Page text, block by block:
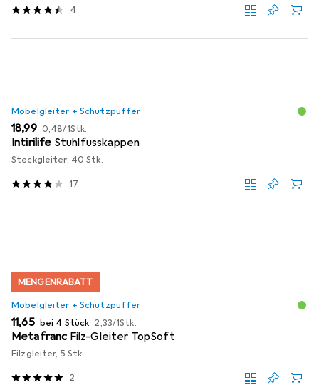
4
Möbelgleiter + Schutzpuffer
EUR
18,99 EUR
0,48/1Stk.
Intirilife Stuhlfusskappen
Steckgleiter, 40 Stk.
17
MENGENRABATT
Möbelgleiter + Schutzpuffer
EUR
11,65 bei 4 Stück EUR
2,33/1Stk.
Metafranc Filz-Gleiter TopSoft
Filzgleiter, 5 Stk.
2